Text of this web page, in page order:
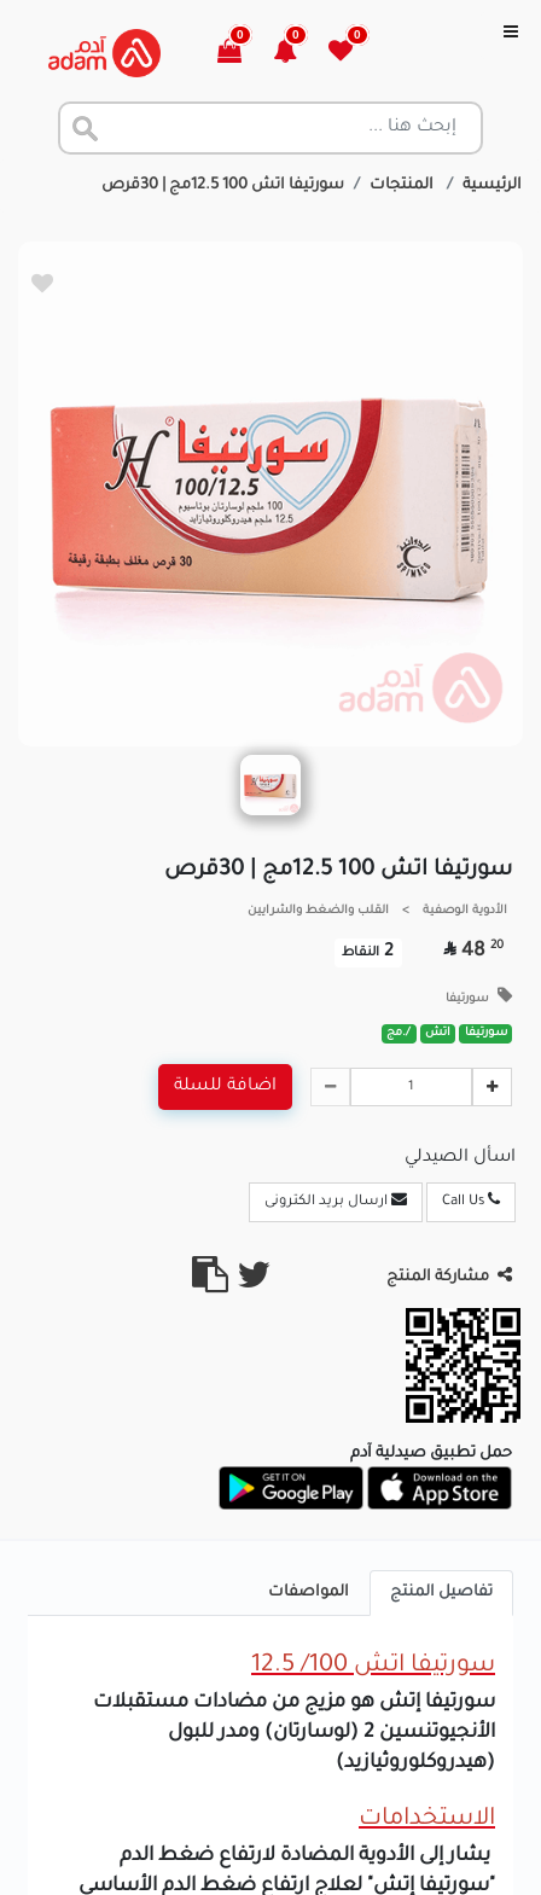
0
0
0
الرئيسية المنتجات سورتيفا اتش 100 12.5مج | 30قرص
سورتيفا اتش 100 12.5مج | 30قرص
الأدوية الوصفية > القلب والضغط والشرايين
20
48

2 النقاط
سورتيفا
سورتيفا اتش /.مج
اضافة للسلة
اسأل الصيدلي
ارسال بريد الكترونى
مشاركة المنتج
حمل تطبيق صيدلية آدم
تفاصيل المنتج المواصفات
سورتيفا اتش 100/ 12.5
سورتيفا إتش هو مزيج من مضادات مستقبلات
الأنجيوتنسين 2 (لوسارتان) ومدر للبول
(هيدروكلوروثيازيد)
الاستخدامات
يشار إلى الأدوية المضادة لارتفاع ضغط الدم
"سورتيفا إتش" لعلاج ارتفاع ضغط الدم الأساسي